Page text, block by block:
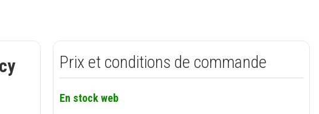
Prix et conditions de commande
En stock web